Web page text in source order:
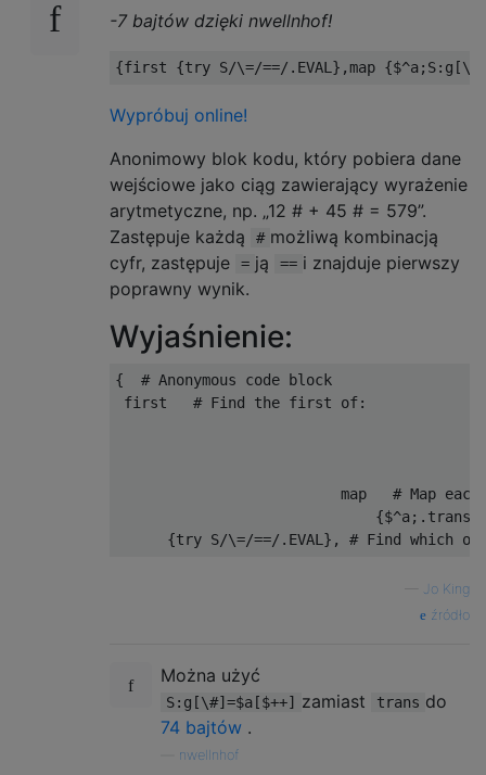
-7 bajtów dzięki nwellnhof!
{first {try S/\=/==/. EVAL },map {$^a; S: g [\#
Wypróbuj online!
Anonimowy blok kodu, który pobiera dane
wejściowe jako ciąg zawierający wyrażenie
arytmetyczne, np. „12 # + 45 # = 579”.
Zastępuje każdą
# możliwą kombinacją
cyfr, zastępuje
= ją == i znajduje pierwszy
poprawny wynik.
Wyjaśnienie:
{
# Anonymous code block
first # Find the first of:
                          map
# Map
{$^a;. trans
{try S/\=/==/. EVAL }, # Find which
Jo King
źródło
Można użyć
S:g[\#]=$a[$++] zamiast trans do
74 bajtów .
nwellnhof